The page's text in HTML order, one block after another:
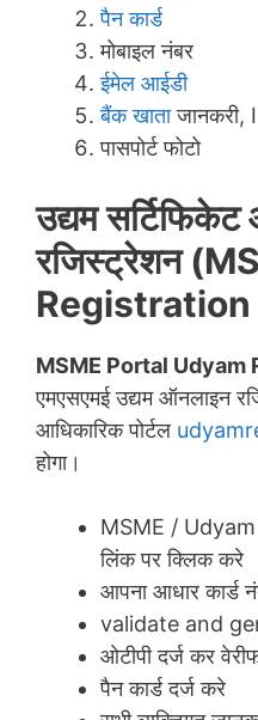
पैन कार्ड
मोबाइल नंबर
ईमेल आईडी
बैंक खाताजानकरी,
पासपोर्ट फोटो
उद्यम
रजिस्ट्रेशन
MSME Portal
एमएसएमई उद्यम ऑनलाइन
आधिकारिक पोर्टल
होगा।
MSME /
लिंक पर क्लिक करे
आपना आधार कार्ड
validate and
ओटीपी दर्ज कर
पैन कार्ड दर्ज करे